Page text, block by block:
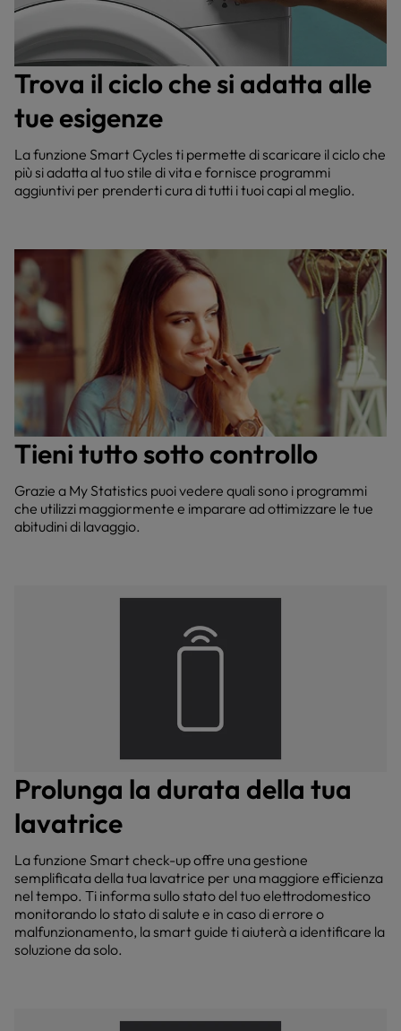
Trova il ciclo che si adatta alle
tue esigenze
La funzione Smart Cycles ti permette di scaricare il ciclo che
più si adatta al tuo stile di vita e fornisce programmi
aggiuntivi per prenderti cura di tutti i tuoi capi al meglio.
Tieni tutto sotto controllo
Grazie a My Statistics puoi vedere quali sono i programmi
che utilizzi maggiormente e imparare ad ottimizzare le tue
abitudini di lavaggio.
Prolunga la durata della tua
lavatrice
La funzione Smart check-up offre una gestione
semplificata della tua lavatrice per una maggiore efficienza
nel tempo. Ti informa sullo stato del tuo elettrodomestico
monitorando lo stato di salute e in caso di errore o
malfunzionamento, la smart guide ti aiuterà a identificare la
soluzione da solo.